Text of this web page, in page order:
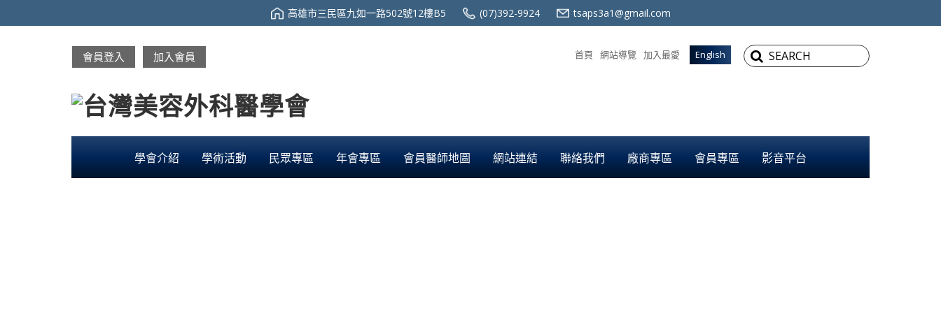
高雄市三民區九如一路502號12樓B5 (07)392-9924 tsaps3a1@gmail.com
首頁 網站導覽 加入最愛 English
會員登入 加入會員
學會介紹 學術活動 民眾專區 年會專區 會員醫師地圖 網站連結 聯絡我們 廠商專區 會員專區 影音平台